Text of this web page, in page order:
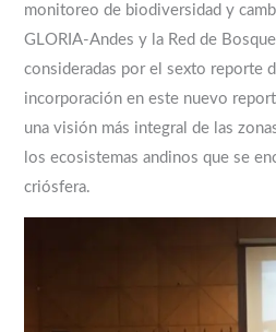
monitoreo de biodiversidad y
GLORIA-Andes y la Red de
consideradas por el sexto reporte
incorporación en este nuevo
una visión más integral de las
los ecosistemas andinos que se
criósfera.